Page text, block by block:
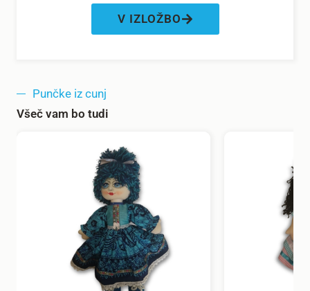
V IZLOŽBO
Punčke iz cunj
Všeč vam bo tudi